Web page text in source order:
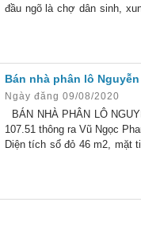
đầu ngõ là chợ dân sinh,
Bán nhà phân lô
Ngày đăng 09/08/2020
BÁN NHÀ PHÂN LÔ
107.51 thông ra Vũ Ngọc
Diện tích sổ đỏ 46 m2, mặt